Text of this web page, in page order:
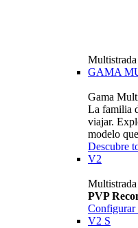
Multistrada
GAMA
Gama
La familia
viajar.
modelo
Descubre
V2
PVP
Configurar
V2 S